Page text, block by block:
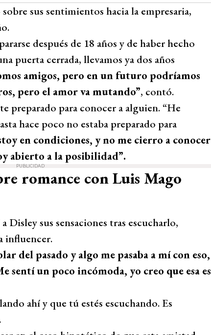
sus sentimientos hacia la empresaria,
después de 18 años y de haber hecho
puerta cerrada, llevamos ya dos años
amigos, pero en un futuro podríamos
pero el amor va mutando”, contó.
preparado para conocer a alguien. “He
hace poco no estaba preparado para
en condiciones, y no me cierro a conocer
abierto a la posibilidad”.
PUBLICIDAD
romance con Luis Mago
sus sensaciones tras escucharlo,
influencer.
del pasado y algo me pasaba a mí con eso,
sentí un poco incómoda, yo creo que esa es
ahí y que tú estés escuchando. Es